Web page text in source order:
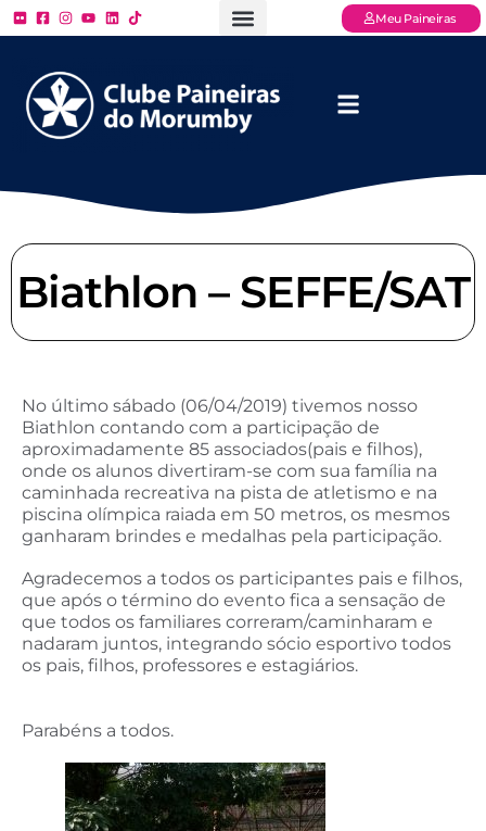
Meu Paineiras
Biathlon – SEFFE/SAT
No último sábado (06/04/2019) tivemos nosso
Biathlon contando com a participação de
aproximadamente 85 associados(pais e filhos),
onde os alunos divertiram-se com sua família na
caminhada recreativa na pista de atletismo e na
piscina olímpica raiada em 50 metros, os mesmos
ganharam brindes e medalhas pela participação.
Agradecemos a todos os participantes pais e filhos,
que após o término do evento fica a sensação de
que todos os familiares correram/caminharam e
nadaram juntos, integrando sócio esportivo todos
os pais, filhos, professores e estagiários.
Parabéns a todos.